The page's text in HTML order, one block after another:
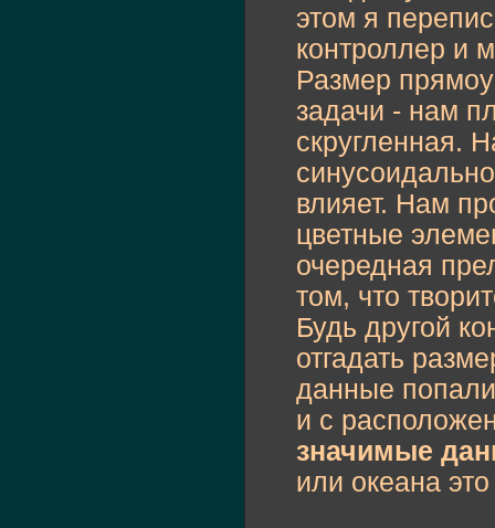
этом я
контроллер и
Размер
задачи - нам
скругленная.
влияет. Нам
цветные
очередная
том, что
Будь другой
отгадать
данные
и с
значимые
или океана